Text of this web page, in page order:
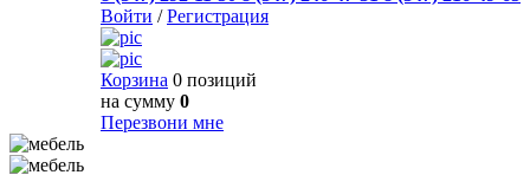
Войти /Регистрация
Корзина 0 позиций
на сумму 0
Перезвони мне